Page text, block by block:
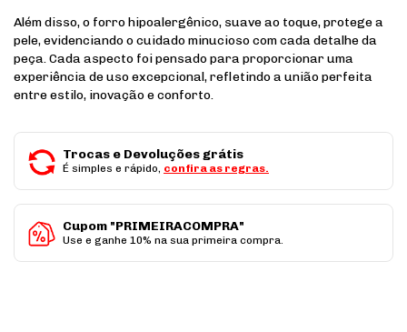
Além disso, o forro hipoalergênico, suave ao toque, protege a
pele, evidenciando o cuidado minucioso com cada detalhe da
peça. Cada aspecto foi pensado para proporcionar uma
experiência de uso excepcional, refletindo a união perfeita
entre estilo, inovação e conforto.
Trocas e Devoluções grátis
É simples e rápido, confira as regras.
Cupom "PRIMEIRACOMPRA"
Use e ganhe 10% na sua primeira compra.